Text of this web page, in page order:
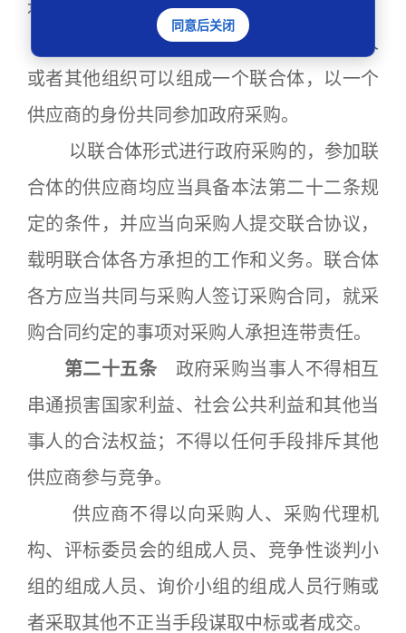
进行审查。
两个以上的自然人、法人
或者其他组织可以组成一个联合体，以一个
供应商的身份共同参加政府采购。
以联合体形式进行政府采购的，参加联
合体的供应商均应当具备本法第二十二条规
定的条件，并应当向采购人提交联合协议，
载明联合体各方承担的工作和义务。联合体
各方应当共同与采购人签订采购合同，就采
购合同约定的事项对采购人承担连带责任。
第二十五条 政府采购当事人不得相互
串通损害国家利益、社会公共利益和其他当
事人的合法权益；不得以任何手段排斥其他
供应商参与竞争。
供应商不得以向采购人、采购代理机
构、评标委员会的组成人员、竞争性谈判小
组的组成人员、询价小组的组成人员行贿或
者采取其他不正当手段谋取中标或者成交。
同意后关闭